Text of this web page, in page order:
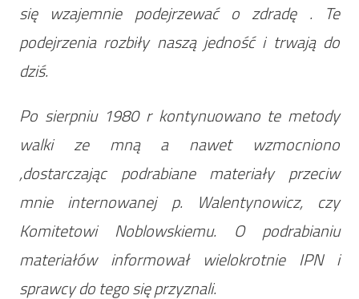
się wzajemnie podejrzewać o zdradę . Te
podejrzenia rozbiły naszą jedność i trwają do
dziś.
Po sierpniu 1980 r kontynuowano te metody
walki ze mną a nawet wzmocniono
,dostarczając podrabiane materiały przeciw
mnie internowanej p. Walentynowicz, czy
Komitetowi Noblowskiemu. O podrabianiu
materiałów informował wielokrotnie IPN i
sprawcy do tego się przyznali.